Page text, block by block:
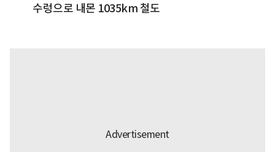
수렁으로 내몬 1035km 철도